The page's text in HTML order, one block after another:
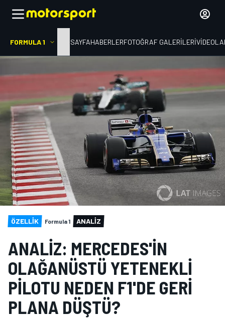
FORMULA 1 ANA SAYFAHABERLERFOTOĞRAF GALERILERI
ÖZELLIK Formula 1 ANALIZ
ANALIZ: MERCEDES'IN
OLAĞANÜSTÜ YETENEKLI
PILOTU NEDEN F1'DE GERI
PLANA DÜŞTÜ?